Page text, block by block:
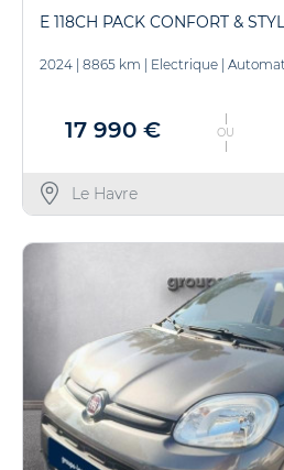
E 118CH PACK CONFORT &
2024 8865 km Electrique
17 990 € OU
Le Havre